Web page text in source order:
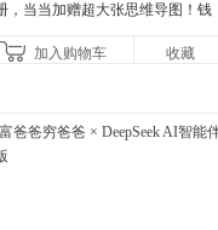
，当当加赠超大张思维导图！钱
最新修订！中学生
加入购物车 收藏